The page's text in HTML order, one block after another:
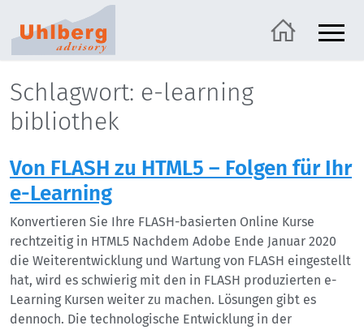
Schlagwort: e-learning
bibliothek
Von FLASH zu HTML5 – Folgen für Ihr
e-Learning
Konvertieren Sie Ihre FLASH-basierten Online Kurse
rechtzeitig in HTML5 Nachdem Adobe Ende Januar 2020
die Weiterentwicklung und Wartung von FLASH eingestellt
hat, wird es schwierig mit den in FLASH produzierten e-
Learning Kursen weiter zu machen. Lösungen gibt es
dennoch. Die technologische Entwicklung in der